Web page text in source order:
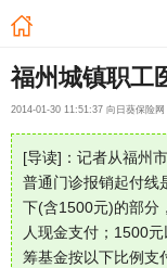
福州城镇职工
2014-01-30 11:51:37 向日葵保险网
[导读]：记者从福州
普通门诊报销起付线
下(含1500元)的部分
人现金支付；1500
筹基金按以下比例支